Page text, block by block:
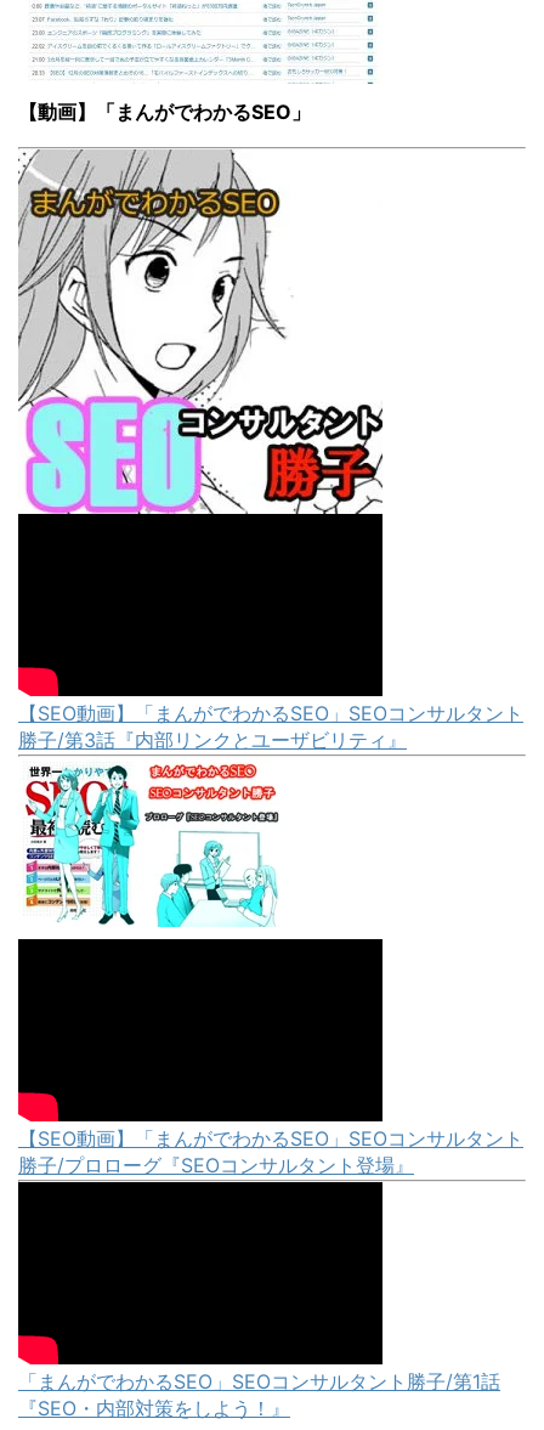
【動画】「まんがでわかるSEO」
【SEO動画】「まんがでわかるSEO」SEOコンサルタント
勝子/第3話『内部リンクとユーザビリティ』
【SEO動画】「まんがでわかるSEO」SEOコンサルタント
勝子/プロローグ『SEOコンサルタント登場』
「まんがでわかるSEO」SEOコンサルタント勝子/第1話
『SEO・内部対策をしよう！』